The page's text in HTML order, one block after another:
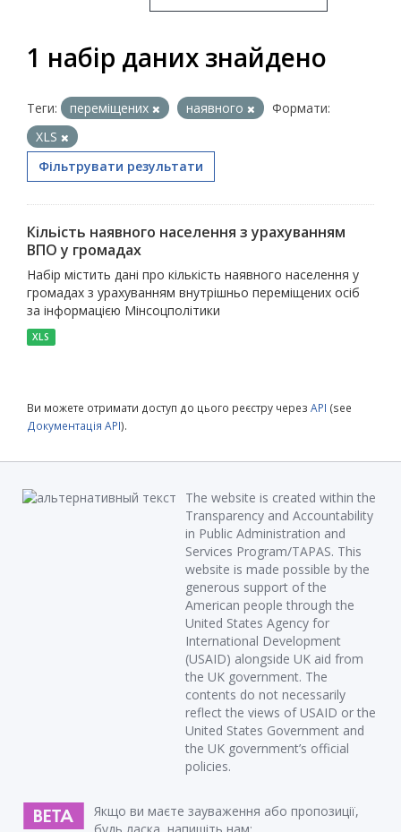
1 набір даних знайдено
Теги: переміщених наявного
Формати:
XLS
Фільтрувати результати
Кільість наявного населення з урахуванням
ВПО у громадах
Набір містить дані про кількість наявного населення у
громадах з урахуванням внутрішньо переміщених осіб
за інформацією Мінсоцполітики
XLS
Ви можете отримати доступ до цього реєстру через API (see
Документація API).
The website is created within the
Transparency and Accountability
in Public Administration and
Services Program/TAPAS. This
website is made possible by the
generous support of the
American people through the
United States Agency for
International Development
(USAID) alongside UK aid from
the UK government. The
contents do not necessarily
reflect the views of USAID or the
United States Government and
the UK government’s official
policies.
Якщо ви маєте зауваження або пропозиції,